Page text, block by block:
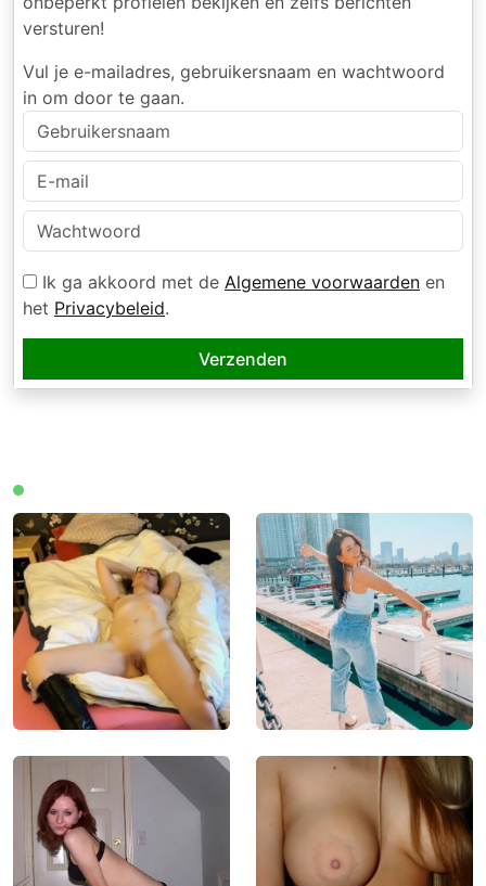
versturen!
Vul je e-mailadres, gebruikersnaam en wachtwoord
in om door te gaan.
Ik ga akkoord met de Algemene voorwaarden en
het Privacybeleid.
Verzenden